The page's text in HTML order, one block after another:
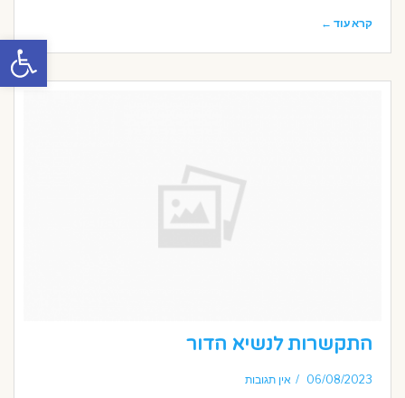
פתח
קרא עוד ←
התקשרות לנשיא הדור
06/08/2023 אין תגובות